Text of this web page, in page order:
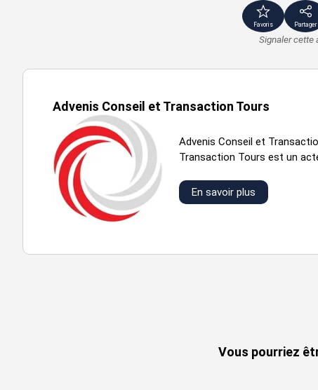
Honoraires à la charge de l'acquéreur : 5 % HT
bât/lot
a/01
303
a/02
303
a/03
a/04
Favoris Partager
Signaler cette
Advenis Conseil et Transaction Tours
Advenis Conseil et
Transaction Tours est un
En savoir plus
Vous pourriez